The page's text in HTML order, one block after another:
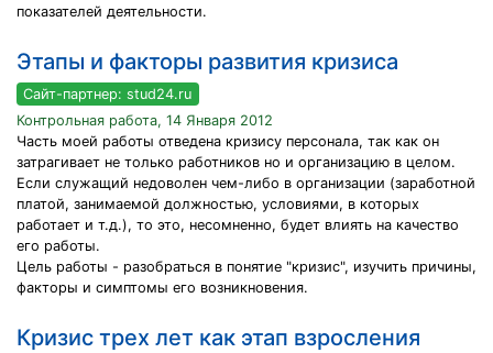
показателей деятельности.
Этапы и факторы развития кризиса
Сайт-партнер: stud24.ru
Контрольная работа, 14 Января 2012
Часть моей работы отведена кризису персонала, так как он
затрагивает не только работников но и организацию в целом.
Если служащий недоволен чем-либо в организации (заработной
платой, занимаемой должностью, условиями, в которых
работает и т.д.), то это, несомненно, будет влиять на качество
его работы.
Цель работы - разобраться в понятие "кризис", изучить причины,
факторы и симптомы его возникновения.
Кризис трех лет как этап взросления